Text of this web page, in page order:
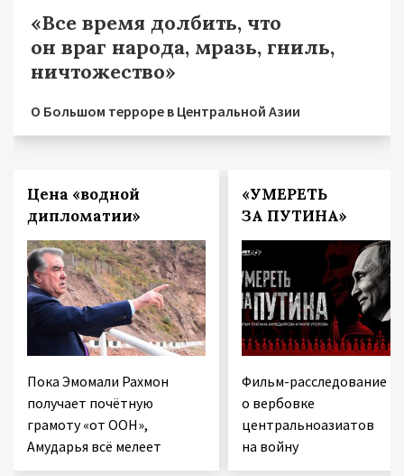
«Все время долбить, что
он враг народа, мразь, гниль,
ничтожество»
О Большом терроре в Центральной Азии
Цена «водной
дипломатии»
Пока Эмомали Рахмон
получает почётную
грамоту «от ООН»,
Амударья всё мелеет
«УМЕРЕТЬ
ЗА ПУТИНА»
Фильм-расследование
о вербовке
центральноазиатов
на войну